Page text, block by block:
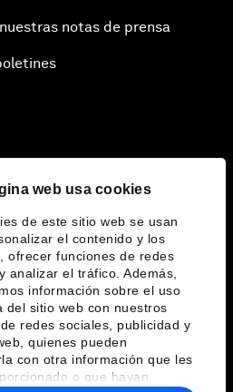
web usa cookies
de este sitio web se usan
el contenido y los
ofrecer funciones de redes
analizar el tráfico. Además,
información sobre el uso
del sitio web con nuestros
redes sociales, publicidad y
quienes pueden
con otra información que les
o que hayan
notas de prensa